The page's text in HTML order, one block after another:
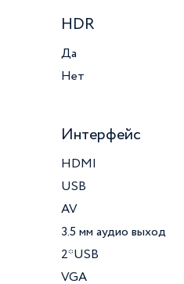
HDR
Да
Нет
Интерфейс
HDMI
USB
AV
3.5 мм аудио выход
2*USB
VGA